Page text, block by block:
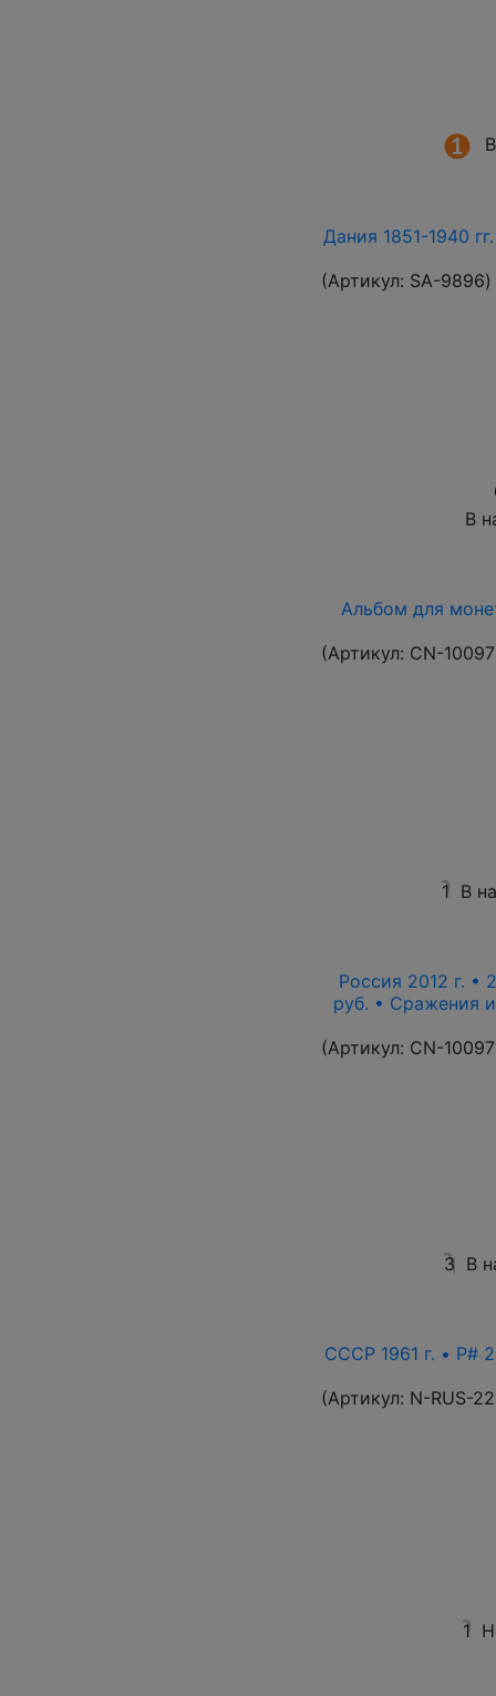
Дания 1851-1940
(Артикул: SA-9896)
В
Альбом для
(Артикул: CN-
1 В
Россия 2012 г. •
руб. • Сражения
(Артикул: CN-10097
3 В
СССР 1961 г. • P#
(Артикул: N-RUS-
1